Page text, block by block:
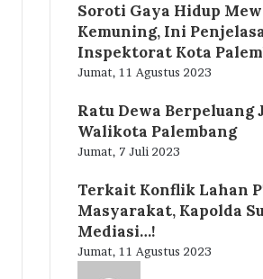
Soroti Gaya Hidup
Kemuning, Ini
Inspektorat Kota
Jumat, 11 Agustus 2023
Ratu Dewa Berpeluang
Walikota Palembang
Jumat, 7 Juli 2023
Terkait Konflik Lahan
Masyarakat, Kapolda
Mediasi…!
Jumat, 11 Agustus 2023